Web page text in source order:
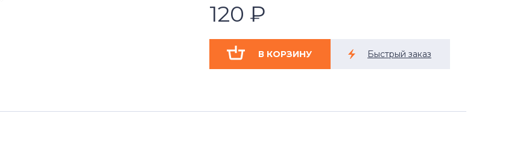
120 ₽